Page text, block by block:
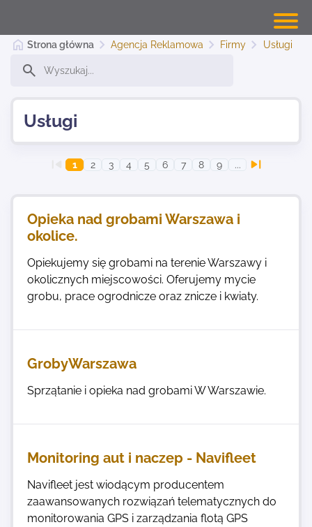
Dodaj stronę
Najnowsze
Strona główna Agencja Reklamowa Firmy Usługi
Usługi
1 2 3 4 5 6 7 8 9 ...
Opieka nad grobami Warszawa i
okolice.
Opiekujemy się grobami na terenie Warszawy i
okolicznych miejscowości. Oferujemy mycie
grobu, prace ogrodnicze oraz znicze i kwiaty.
GrobyWarszawa
Sprzątanie i opieka nad grobami W Warszawie.
Monitoring aut i naczep - Navifleet
Navifleet jest wiodącym producentem
zaawansowanych rozwiązań telematycznych do
monitorowania GPS i zarządzania flotą GPS